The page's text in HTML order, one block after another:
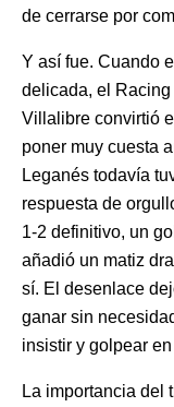
de cerrarse por
Y así fue. Cuando
delicada, el
Villalibre convirtió
poner muy cuesta
Leganés todavía
respuesta de
1-2 definitivo, un
añadió un matiz
sí. El desenlace
ganar sin
insistir y golpear
La importancia del